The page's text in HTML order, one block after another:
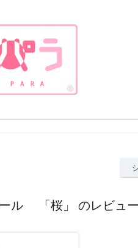
ール 「桜」 のレビュー